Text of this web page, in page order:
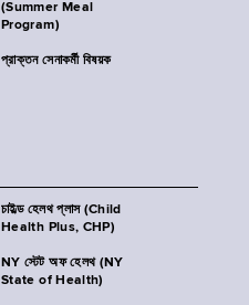
(Summer Meal
Program)
প্রাক্তন সেনাকর্মী বিষয়ক
চাইল্ড হেলথ প্লাস (Child
Health Plus, CHP)
NY স্টেট অফ হেলথ (NY
State of Health)